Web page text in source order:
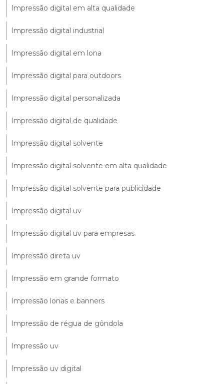
Impressão digital em alta qualidade
Impressão digital industrial
Impressão digital em lona
Impressão digital para outdoors
Impressão digital personalizada
Impressão digital de qualidade
Impressão digital solvente
Impressão digital solvente em alta qualidade
Impressão digital solvente para publicidade
Impressão digital uv
Impressão digital uv para empresas
Impressão direta uv
Impressão em grande formato
Impressão lonas e banners
Impressão de régua de gôndola
Impressão uv
Impressão uv digital